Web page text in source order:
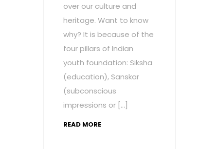
over our culture and
heritage. Want to know
why? It is because of the
four pillars of Indian
youth foundation: Siksha
(education), Sanskar
(subconscious
impressions or […]
READ MORE